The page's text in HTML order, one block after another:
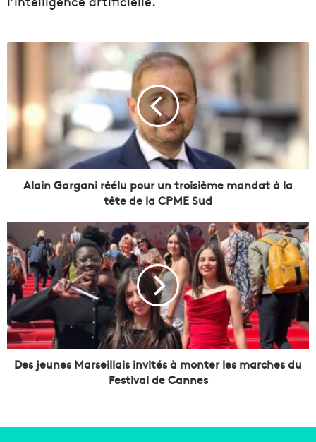
n
G
a
r
g
é
é
l
u
p
o
u
r
Alain Gargani réélu pour un troisième mandat à la
tête de la CPME Sud
e
s
j
e
u
n
e
s
MDes jeunes Marseillais invités à monter les marches du
Festival de Cannes